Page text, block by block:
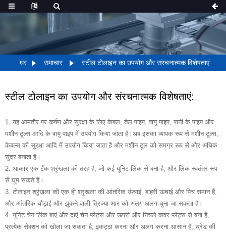
घर समाचार स्टील टोलाइन का उपयोग और संरचनात्मक विशेषताएं:
स्टील टोलाइन का उपयोग और संरचनात्मक विशेषताएं:
1. यह आमतौर पर कर्षण और सुरक्षा के लिए केबल, तेल पाइप, वायु पाइप, पानी के पाइप और
मशीन टूल्स आदि के वायु पाइप में उपयोग किया जाता है।अब इसका व्यापक रूप से मशीन टूल्स,
केबल्स की सुरक्षा आदि में उपयोग किया जाता है और मशीन टूल को समग्र रूप से और अधिक
सुंदर बनाता है।
2. आकार एक टैंक श्रृंखला की तरह है, जो कई यूनिट लिंक से बना है, और लिंक स्वतंत्र रूप
से घूम सकते हैं।
3. टोलाइन श्रृंखला की एक ही श्रृंखला की आंतरिक ऊंचाई, बाहरी ऊंचाई और पिच समान हैं,
और आंतरिक चौड़ाई और झुकने वाली त्रिज्या आर को अलग-अलग चुना जा सकता है।
4. यूनिट चेन लिंक बाएं और दाएं चेन प्लेट्स और ऊपरी और निचले कवर प्लेट्स से बना है,
प्रत्येक सेक्शन को खोला जा सकता है, इकट्ठा करना और अलग करना आसान है, थ्रेड की